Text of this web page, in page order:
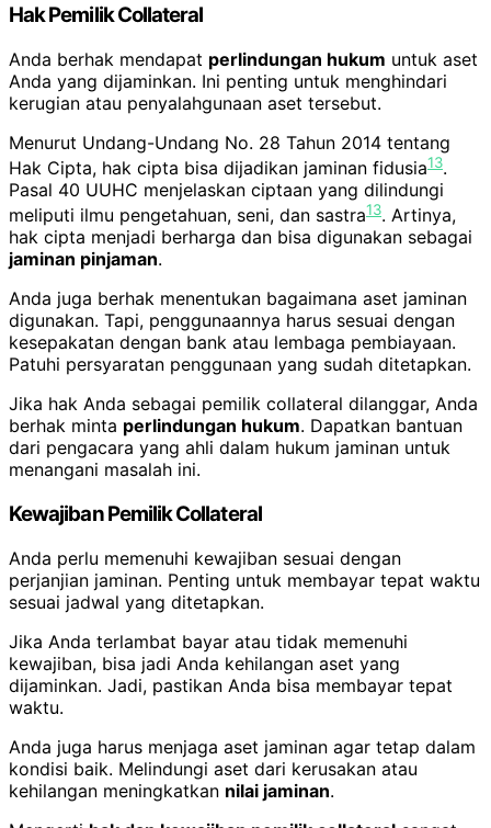
Hak Pemilik Collateral
Anda berhak mendapat perlindungan hukum untuk aset
Anda yang dijaminkan. Ini penting untuk menghindari
kerugian atau penyalahgunaan aset tersebut.
Menurut Undang-Undang No. 28 Tahun 2014 tentang
Hak Cipta, hak cipta bisa dijadikan jaminan fidusia13.
Pasal 40 UUHC menjelaskan ciptaan yang dilindungi
meliputi ilmu pengetahuan, seni, dan sastra13. Artinya,
hak cipta menjadi berharga dan bisa digunakan sebagai
jaminan pinjaman.
Anda juga berhak menentukan bagaimana aset jaminan
digunakan. Tapi, penggunaannya harus sesuai dengan
kesepakatan dengan bank atau lembaga pembiayaan.
Patuhi persyaratan penggunaan yang sudah ditetapkan.
Jika hak Anda sebagai pemilik collateral dilanggar, Anda
berhak minta perlindungan hukum. Dapatkan bantuan
dari pengacara yang ahli dalam hukum jaminan untuk
menangani masalah ini.
Kewajiban Pemilik Collateral
Anda perlu memenuhi kewajiban sesuai dengan
perjanjian jaminan. Penting untuk membayar tepat waktu
sesuai jadwal yang ditetapkan.
Jika Anda terlambat bayar atau tidak memenuhi
kewajiban, bisa jadi Anda kehilangan aset yang
dijaminkan. Jadi, pastikan Anda bisa membayar tepat
waktu.
Anda juga harus menjaga aset jaminan agar tetap dalam
kondisi baik. Melindungi aset dari kerusakan atau
kehilangan meningkatkan nilai jaminan.